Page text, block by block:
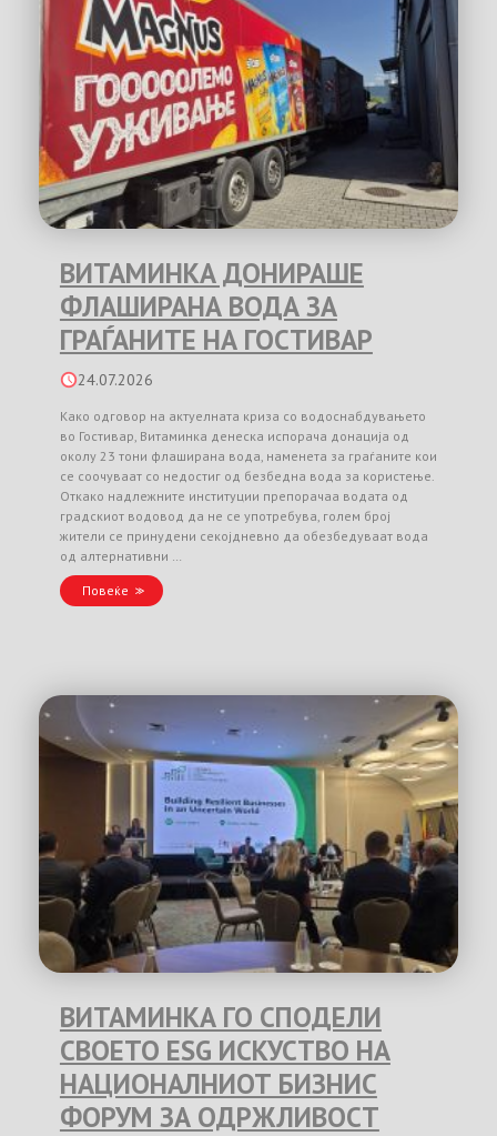
ВИТАМИНКА ДОНИРАШЕ
ФЛАШИРАНА ВОДА ЗА
ГРАЃАНИТЕ НА ГОСТИВАР
24.07.2026
Како одговор на актуелната криза со водоснабдувањето
во Гостивар, Витаминка денеска испорача донација од
околу 23 тони флаширана вода, наменета за граѓаните кои
се соочуваат со недостиг од безбедна вода за користење.
Откако надлежните институции препорачаа водата од
градскиот водовод да не се употребува, голем број
жители се принудени секојдневно да обезбедуваат вода
од алтернативни …
Повеќе
ВИТАМИНКА ГО СПОДЕЛИ
СВОЕТО ESG ИСКУСТВО НА
НАЦИОНАЛНИОТ БИЗНИС
ФОРУМ ЗА ОДРЖЛИВОСТ